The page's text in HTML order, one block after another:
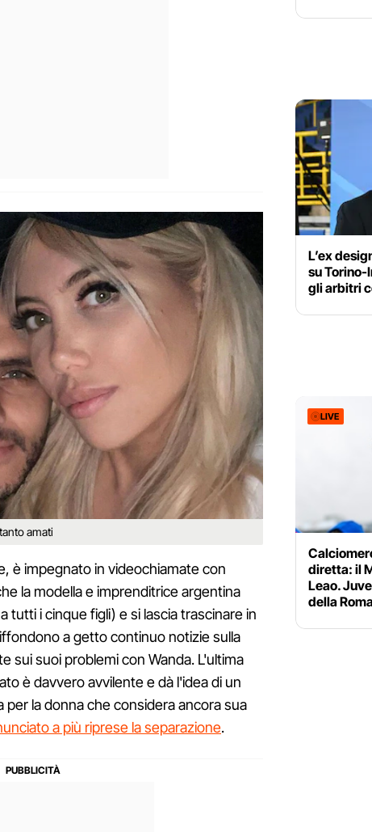
amati
è impegnato in videochiamate con
la modella e imprenditrice argentina
tutti i cinque figli) e si lascia trascinare in
a getto continuo notizie sulla
sui suoi problemi con Wanda. L'ultima
è davvero avvilente e dà l'idea di un
per la donna che considera ancora sua
a più riprese la separazione.
L’ex
su
gli arbitri
LIVE
diretta: il
Leao.
della